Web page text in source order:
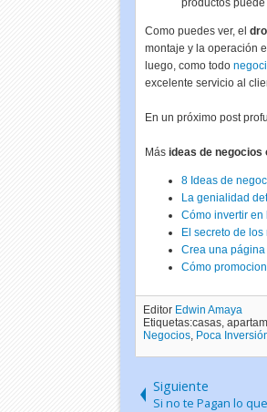
productos puede
Como puedes ver, el
montaje y la operación
luego, como todo
excelente servicio al
En un próximo post
Más ideas de negocios
8 Ideas de
La genialidad
Cómo invertir en
El secreto de
Crea una
Cómo
Editor Edwin Amaya
Etiquetas:casas,
Negocios, Poca
Siguiente
Si no te Pagan lo